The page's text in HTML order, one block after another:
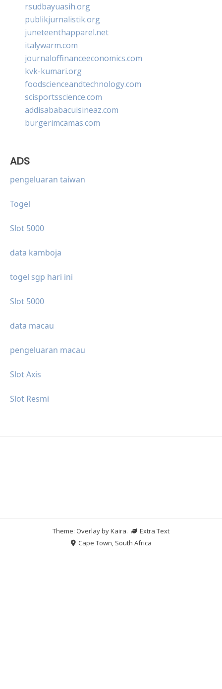
rsudbayuasih.org
publikjurnalistik.org
juneteenthapparel.net
italywarm.com
journaloffinanceeconomics.com
kvk-kumari.org
foodscienceandtechnology.com
scisportsscience.com
addisababacuisineaz.com
burgerimcamas.com
ADS
pengeluaran taiwan
Togel
Slot 5000
data kamboja
togel sgp hari ini
Slot 5000
data macau
pengeluaran macau
Slot Axis
Slot Resmi
Theme: Overlay byKaira.
Extra Text
Cape Town, South Africa